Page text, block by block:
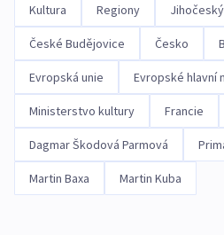
Kultura Regiony
České Budějovice Česko
Evropská unie Evropské hlavní
Ministerstvo kultury Francie
Dagmar Škodová Parmová
Martin Baxa Martin Kuba